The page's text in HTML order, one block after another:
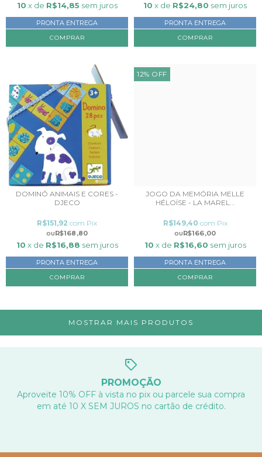
10 x de R$14,85 sem juros
PRONTA ENTREGA
10 x de R$24,80 sem juros
PRONTA ENTREGA
DOMINÓ ANIMAIS E CORES -
DJECO
R$168,80
R$151,92 com Pix
10 x de R$16,88 sem juros
PRONTA ENTREGA
12% OFF
JOGO DA MEMÓRIA MELLE
HÉLOÏSE - LA MAREL...
R$166,00
R$149,40 com Pix
10 x de R$16,60 sem juros
PRONTA ENTREGA
MOSTRAR MAIS PRODUTOS
PROMOÇÃO
Aproveite 10% OFF à vista no pix ou parcele sua compra
em até 10 X SEM JUROS no cartão de crédito.